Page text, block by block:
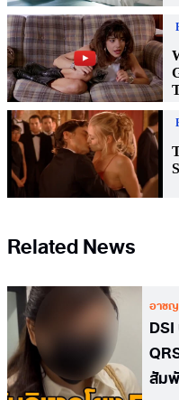
Related News
อาช
สัม